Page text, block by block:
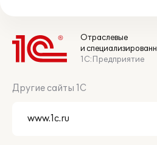
Отраслевые
и
1С:Предприятие
Другие сайты 1С